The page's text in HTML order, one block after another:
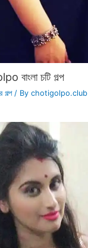
চটি গল্প
গল্প/ By chotigolpo.club